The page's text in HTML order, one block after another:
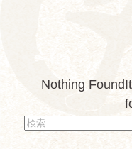
Nothing Found
検
索: